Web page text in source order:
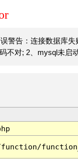
警告：连接数据库失
不对; 2、mysql未启动